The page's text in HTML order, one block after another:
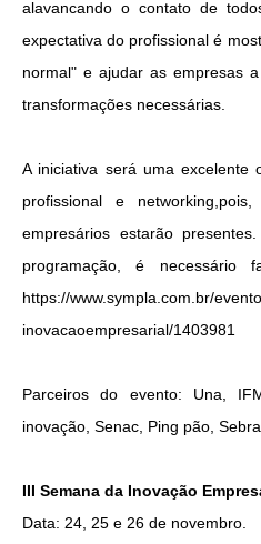
alavancando o contato de
expectativa do profissional é
normal" e ajudar as empresas
transformações necessárias.
A iniciativa será uma excelente
profissional e
empresários estarão
programação, é necessário
https://www.sympla.com.br/
inovacaoempresarial/1403981
Parceiros do evento: Una,
inovação, Senac, Ping pão,
III Semana da Inovação
Data: 24, 25 e 26 de novembro.